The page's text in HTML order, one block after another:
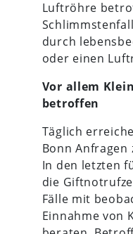
Luftröhre
durch
oder einen
Vor allem
betroffen
Täglich
Bonn
In den letzten
die
Fälle mit
Einnahme von